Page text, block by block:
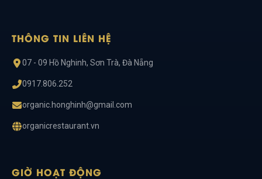
THÔNG TIN LIÊN HỆ
07 - 09 Hồ Nghinh, Sơn Trà, Đà Nẵng
0917.806.252
organic.honghinh@gmail.com
organicrestaurant.vn
GIỜ HOẠT ĐỘNG